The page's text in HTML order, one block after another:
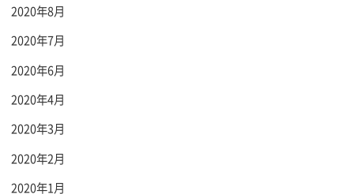
2020年8月
2020年7月
2020年6月
2020年4月
2020年3月
2020年2月
2020年1月